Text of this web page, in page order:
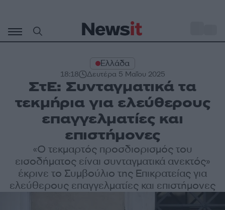
περιεχόμενο
Ελλάδα
18:18 Δευτέρα 5 Μαΐου 2025
ΣτΕ: Συνταγματικά τα
τεκμήρια για ελεύθερους
επαγγελματίες και
επιστήμονες
«O τεκμαρτός προσδιορισμός του
εισοδήματος είναι συνταγματικά ανεκτός»
έκρινε το Συμβούλιο της Επικρατείας για
ελεύθερους επαγγελματίες και επιστήμονες